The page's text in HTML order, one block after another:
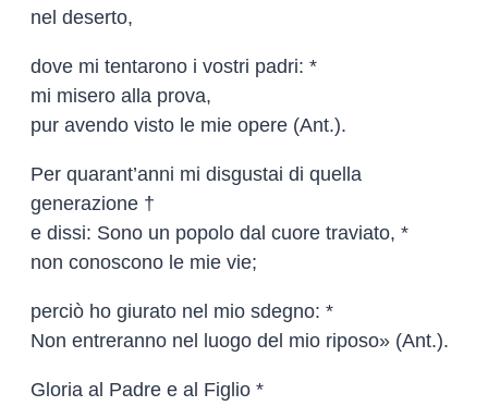
nel deserto,
dove mi tentarono i vostri padri: *
mi misero alla prova,
pur avendo visto le mie opere (Ant.).
Per quarant’anni mi disgustai di quella
generazione †
e dissi: Sono un popolo dal cuore traviato, *
non conoscono le mie vie;
perciò ho giurato nel mio sdegno: *
Non entreranno nel luogo del mio riposo» (Ant.).
Gloria al Padre e al Figlio *